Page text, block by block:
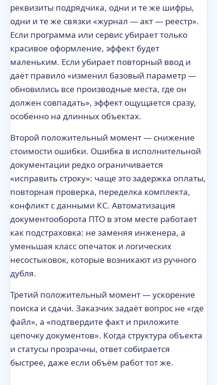
реквизиты подрядчика, одни и те же шифры,
одни и те же связки «журнал — акт — реестр».
Если программа или сервис убирает только
красивое оформление, эффект будет
маленьким. Если убирает повторный ввод и
даёт правило «изменил базовый параметр —
обновились все производные места, где он
должен совпадать», эффект ощущается сразу,
особенно на длинных объектах.
Второй положительный момент — снижение
стоимости ошибки. Ошибка в исполнительной
документации редко ограничивается
«исправить строку»: чаще это задержка оплаты,
повторная проверка, переделка комплекта,
конфликт с данными КС. Автоматизация
документооборота ПТО в этом месте работает
как подстраховка: не заменяя инженера, а
уменьшая класс опечаток и логических
несостыковок, которые возникают из ручного
дубля.
Третий положительный момент — ускорение
поиска и сдачи. Заказчик задаёт вопрос не «где
файл», а «подтвердите факт и приложите
цепочку документов». Когда структура объекта
и статусы прозрачны, ответ собирается
быстрее, даже если объём работ тот же.